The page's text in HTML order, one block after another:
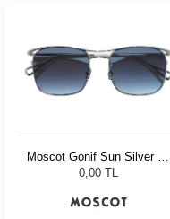
Moscot Gonif Sun Silver 54
Denim Blue
0,00 TL